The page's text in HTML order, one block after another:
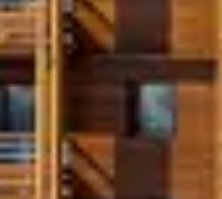
DE